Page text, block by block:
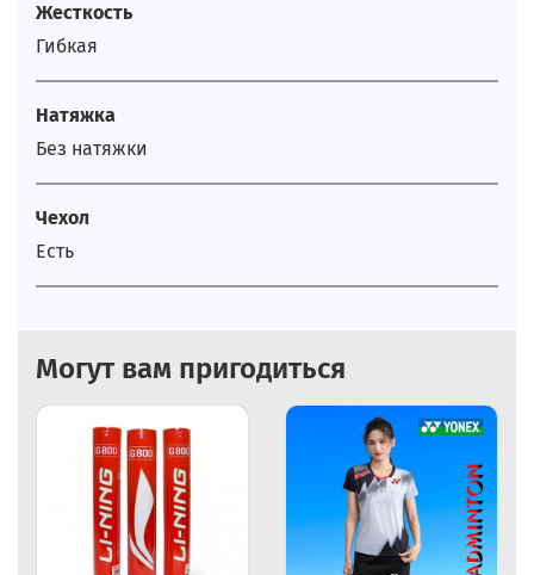
Жесткость
Гибкая
Натяжка
Без натяжки
Чехол
Есть
Могут вам пригодиться